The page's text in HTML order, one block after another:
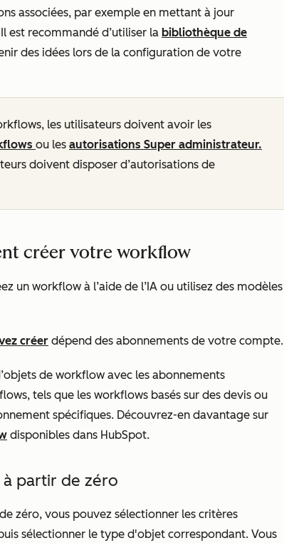
associées, par exemple en mettant à jour
est recommandé d’utiliser la bibliothèque de
des idées lors de la configuration de votre
les utilisateurs doivent avoir les
ou les autorisations Super administrateur.
doivent disposer d’autorisations de
créer votre workflow
un workflow à l’aide de l’IA ou utilisez des modèles
créer dépend des abonnements de votre compte.
de workflow avec les abonnements
tels que les workflows basés sur des devis ou
spécifiques. Découvrez-en davantage sur
disponibles dans HubSpot.
partir de zéro
zéro, vous pouvez sélectionner les critères
sélectionner le type d'objet correspondant. Vous